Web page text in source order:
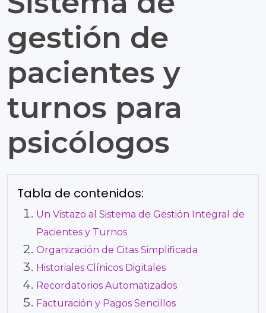
gestión de
pacientes y
turnos para
psicólogos
Tabla de contenidos:
Un Vistazo al Sistema de Gestión Integral de
Pacientes y Turnos
Organización de Citas Simplificada
Historiales Clínicos Digitales
Recordatorios Automatizados
Facturación y Pagos Sencillos